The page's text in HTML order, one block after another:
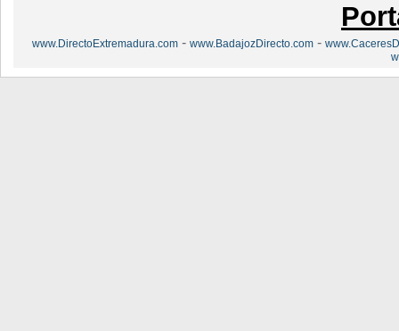
www.DirectoExtremadura.com - www.BadajozDirecto.com -